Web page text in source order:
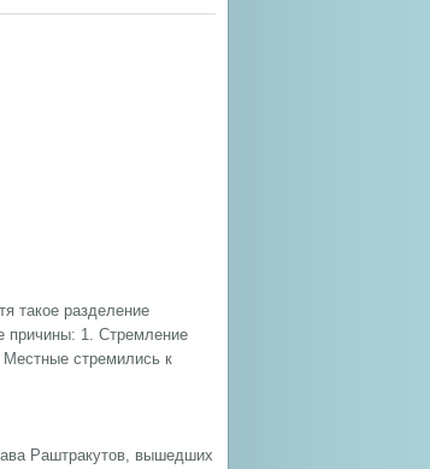
такое разделение
причины: 1. Стремление
Местные стремились к
Раштракутов, вышедших